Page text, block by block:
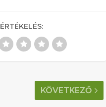
ÉRTÉKELÉS:
KÖVETKEZŐ